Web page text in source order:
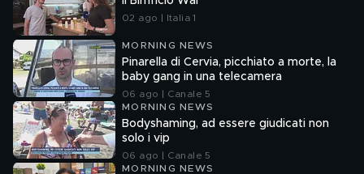
02 ago | Italia 1
MORNING NEWS
Pinarella di Cervia, picchiato a morte, la
baby gang in una telecamera
06 ago | Canale 5
MORNING NEWS
Bodyshaming, ad essere giudicati non
solo i vip
06 ago | Canale 5
MORNING NEWS